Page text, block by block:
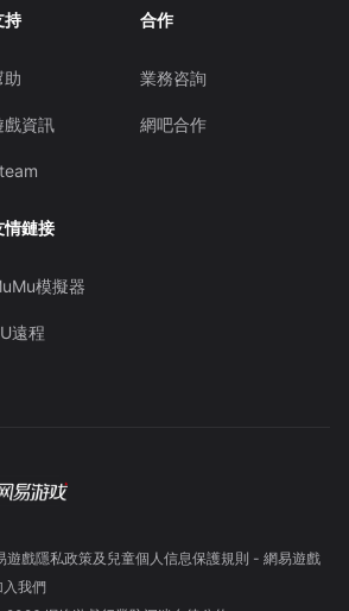
持
助
戲資訊
合作
業務咨詢
網吧合作
情鏈接
模擬器
遠程
遊戲隱私政策及兒童個人信息保護規則 - 網易遊戲
入我們